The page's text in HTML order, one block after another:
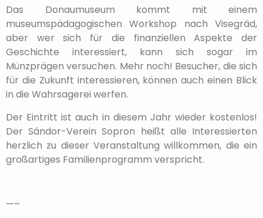
Das Donaumuseum kommt mit einem
museumspädagogischen Workshop nach Visegrád,
aber wer sich für die finanziellen Aspekte der
Geschichte interessiert, kann sich sogar im
Münzprägen versuchen. Mehr noch! Besucher, die sich
für die Zukunft interessieren, können auch einen Blick
in die Wahrsagerei werfen.
Der Eintritt ist auch in diesem Jahr wieder kostenlos!
Der Sándor-Verein Sopron heißt alle Interessierten
herzlich zu dieser Veranstaltung willkommen, die ein
großartiges Familienprogramm verspricht.
—–